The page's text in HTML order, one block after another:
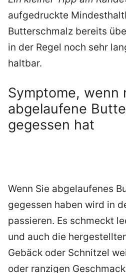
aufgedruckte
Butterschmalz bereits
in der Regel noch sehr
haltbar.
Symptome, wenn
abgelaufene
gegessen hat
Wenn Sie abgelaufenes
gegessen haben wird in
passieren. Es schmeckt
und auch die
Gebäck oder Schnitzel
oder ranzigen